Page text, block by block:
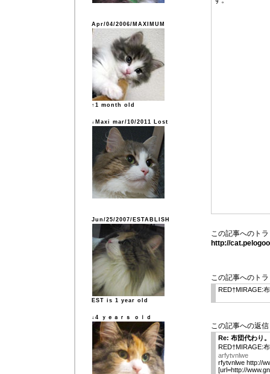
Apr/04/2006/MAXIMUM
↑1 month old
↓Maxi mar/10/2011 Lost
Jun/25/2007/ESTABLISH
EST is 1 year old
↓4 ｙｅａｒｓ ｏｌｄ
この記事へのト
http://
この記事へのト
RED†MIRAGE:
この記事への返信
Re: 布団代わり。
RED†MIRAGE:
arfytvnlwe
rfytvnlwe http://
[url=http://